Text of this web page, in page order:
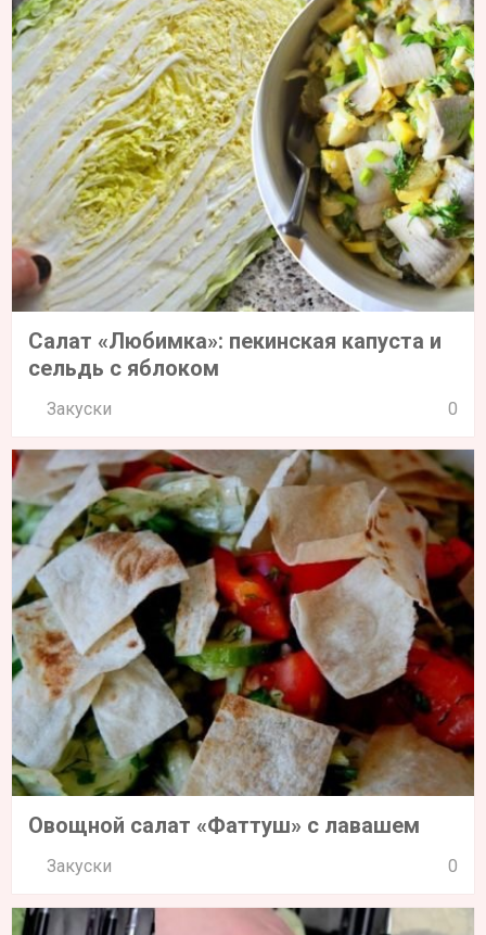
Салат «Любимка»: пекинская капуста и
сельдь с яблоком
Закуски 0
Овощной салат «Фаттуш» с лавашем
Закуски 0